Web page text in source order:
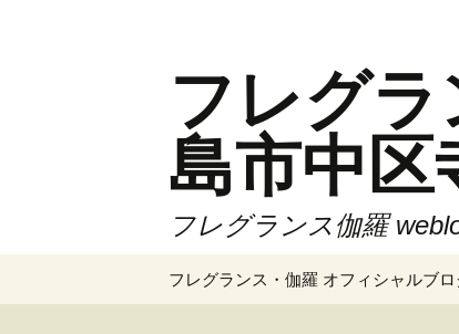
プ
フレグ
島市中区
フレグランス伽羅
フレグランス・伽羅 オフィシャルブロ